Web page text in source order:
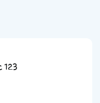
123